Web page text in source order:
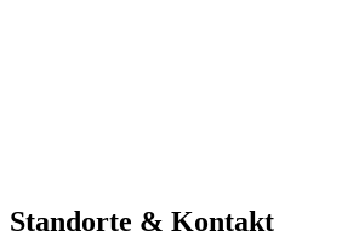
Standorte & Kontakt